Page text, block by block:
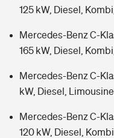
125 kW, Diesel,
Mercedes-Benz C-
165 kW, Diesel,
Mercedes-Benz C-
kW, Diesel,
Mercedes-Benz C-
120 kW, Diesel,